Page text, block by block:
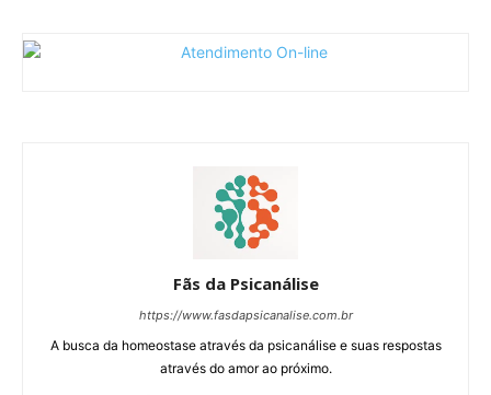
Fãs da Psicanálise
https://www.fasdapsicanalise.com.br
A busca da homeostase através da psicanálise e suas respostas
através do amor ao próximo.